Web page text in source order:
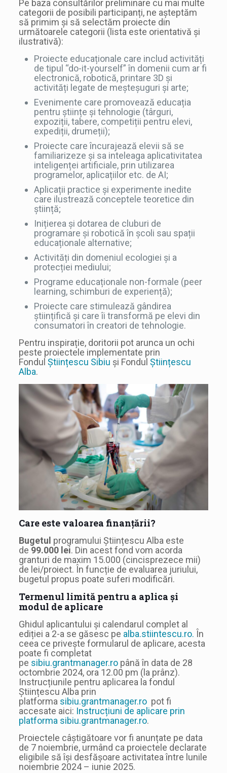
Pe baza consultărilor preliminare cu mai multe
categorii de posibili participanți, ne așteptăm
să primim și să selectăm proiecte din
următoarele categorii (lista este orientativă și
ilustrativă):
Proiecte educaționale care includ activități
de tipul “do-it-yourself” în domenii cum ar fi
electronică, robotică, printare 3D și
activități legate de meșteșuguri și arte;
Evenimente care promovează educația
pentru științe și tehnologie (târguri,
expoziții, tabere, competiții pentru elevi,
expediții, drumeții);
Proiecte care încurajează elevii să se
familiarizeze și sa inteleaga aplicativitatea
inteligenței artificiale, prin utilizarea
programelor, aplicațiilor etc. de AI;
Aplicații practice și experimente inedite
care ilustrează conceptele teoretice din
știință;
Inițierea și dotarea de cluburi de
programare și robotică în școli sau spații
educaționale alternative;
Activități din domeniul ecologiei și a
protecției mediului;
Programe educaționale non-formale (peer
learning, schimburi de experiență);
Proiecte care stimulează gândirea
științifică și care îi transformă pe elevi din
consumatori în creatori de tehnologie.
Pentru inspirație, doritorii pot arunca un ochi
peste proiectele implementate prin
Fondul Științescu Sibiu și Fondul Științescu
Alba.
Care este valoarea finanțării?
Bugetul programului Științescu Alba este
de 99.000 lei. Din acest fond vom acorda
granturi de maxim 15.000 (cincisprezece mii)
de lei/proiect. În funcție de evaluarea juriului,
bugetul propus poate suferi modificări.
Termenul limită pentru a aplica și
modul de aplicare
Ghidul aplicantului și calendarul complet al
ediției a 2-a se găsesc pe alba.stiintescu.ro. În
ceea ce privește formularul de aplicare, acesta
poate fi completat
pe sibiu.grantmanager.ropână în data de 28
octombrie 2024, ora 12.00 pm (la prânz).
Instrucțiunile pentru aplicarea la fondul
Științescu Alba prin
platforma sibiu.grantmanager.ro pot fi
accesate aici: Instrucțiuni de aplicare prin
platforma sibiu.grantmanager.ro.
Proiectele câștigătoare vor fi anunțate pe data
de 7 noiembrie, urmând ca proiectele declarate
eligibile să își desfășoare activitatea între lunile
noiembrie 2024 – iunie 2025.